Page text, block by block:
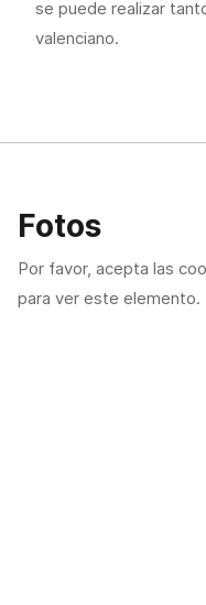
se puede realizar
valenciano.
Fotos
Por favor, acepta las
para ver este elemento.